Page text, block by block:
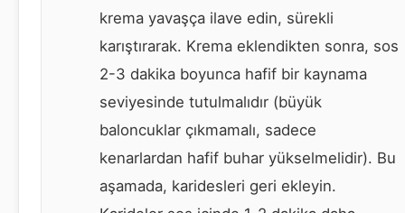
krema yavaşça ilave edin, sürekli
karıştırarak. Krema eklendikten sonra, sos
2-3 dakika boyunca hafif bir kaynama
seviyesinde tutulmalıdır (büyük
baloncuklar çıkmamalı, sadece
kenarlardan hafif buhar yükselmelidir). Bu
aşamada, karidesleri geri ekleyin.